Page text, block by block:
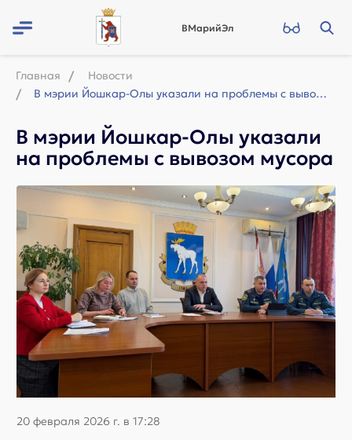
ВМарийЭл
Главная
Новости
В мэрии Йошкар-Олы указали на проблемы с вывозом мусора
В мэрии Йошкар-Олы указали
на проблемы с вывозом мусора
20 февраля 2026 г. в 17:28